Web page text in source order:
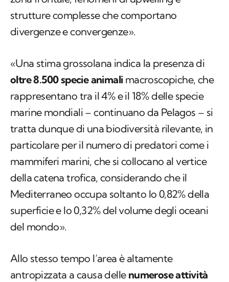
strutture complesse che comportano
divergenze e convergenze».
«Una stima grossolana indica la presenza di
oltre 8.500 specie animali macroscopiche, che
rappresentano tra il 4% e il 18% delle specie
marine mondiali – continuano da Pelagos – si
tratta dunque di una biodiversità rilevante, in
particolare per il numero di predatori come i
mammiferi marini, che si collocano al vertice
della catena trofica, considerando che il
Mediterraneo occupa soltanto lo 0,82% della
superficie e lo 0,32% del volume degli oceani
del mondo».
Allo stesso tempo l’area è altamente
antropizzata a causa dellenumerose attività